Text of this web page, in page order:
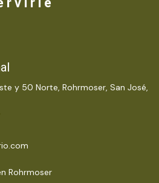
y 50 Norte, Rohrmoser, San José,
Rohrmoser